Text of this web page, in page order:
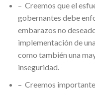
– Creemos que el
gobernantes debe
embarazos no
implementación de
como también una
inseguridad.
– Creemos